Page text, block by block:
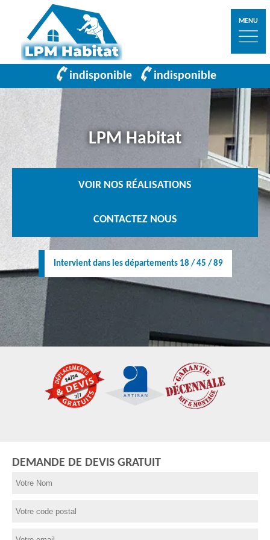
MENU
indisponible indisponible
LPM Habitat
VOIR NOS RÉALISATIONS
CONTACTEZ NOUS
Intervient dans les départements 18 / 45 / 89
DEMANDE DE DEVIS GRATUIT